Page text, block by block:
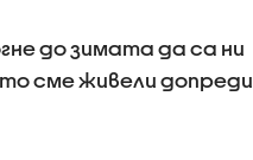
до зимата да са ни
сме живели допреди